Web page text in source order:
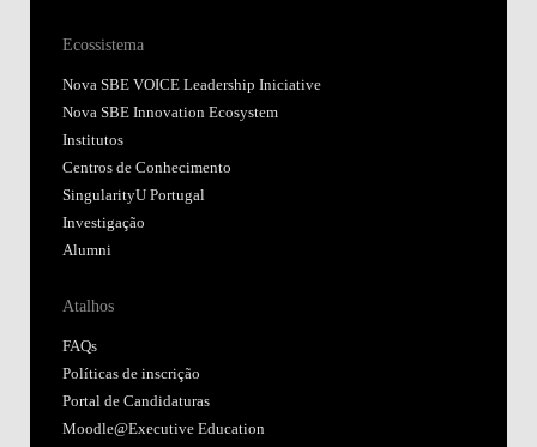
Ecossistema
Nova SBE VOICE Leadership Iniciative
Nova SBE Innovation Ecosystem
Institutos
Centros de Conhecimento
SingularityU Portugal
Investigação
Alumni
Atalhos
FAQs
Políticas de inscrição
Portal de Candidaturas
Moodle@Executive Education